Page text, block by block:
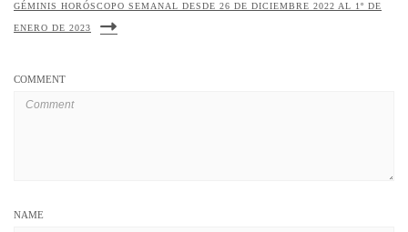
GÉMINIS HORÓSCOPO SEMANAL DESDE 26 DE DICIEMBRE 2022 AL 1º DE
ENERO DE 2023
COMMENT
NAME